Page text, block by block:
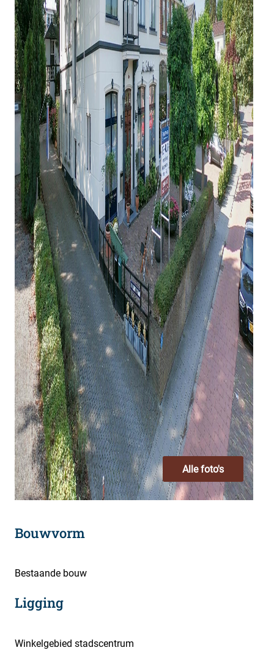
Alle foto's
Bouwvorm
Bestaande bouw
Ligging
Winkelgebied stadscentrum